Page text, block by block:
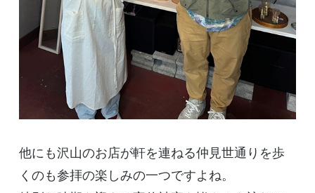
他にも沢山のお店が軒を連ねる仲見世通りを歩
くのも参拝の楽しみの一つですよね。